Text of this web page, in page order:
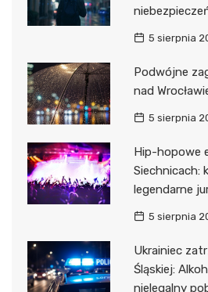
5 sierpnia
Podwójne
nad
5 sierpnia
Hip-hopowe
Siechnicach:
legendarne
5 sierpnia
Ukrainiec
Śląskiej:
nielegalny